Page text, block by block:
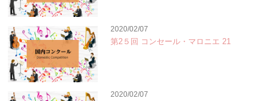
2020/02/07
第2５回 コンセール・マロニエ 21
2020/02/07